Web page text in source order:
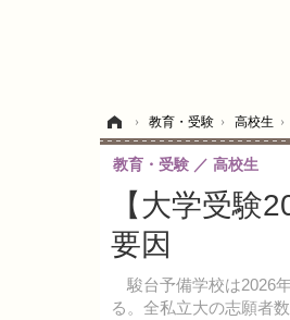
› 教育・受験 › 高校生 ›
【大学受験
要因
駿台予備学校は2026
る。全私立大の志願者
教育・受験 高校生